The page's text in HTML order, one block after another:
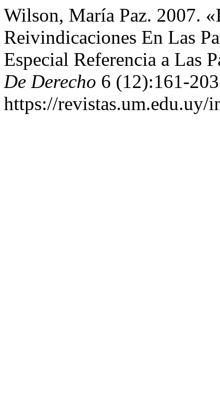
Wilson, María Paz. 2007.
Reivindicaciones En Las
Especial Referencia a Las
De Derecho 6 (12):161-
https://revistas.um.edu.uy/